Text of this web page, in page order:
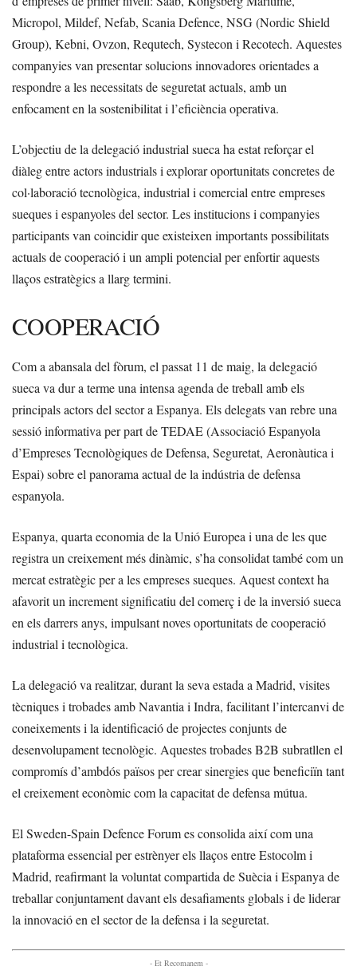
Micropol, Mildef, Nefab, Scania Defence, NSG (Nordic Shield
Group), Kebni, Ovzon, Requtech, Systecon i Recotech. Aquestes
companyies van presentar solucions innovadores orientades a
respondre a les necessitats de seguretat actuals, amb un
enfocament en la sostenibilitat i l’eficiència operativa.
L’objectiu de la delegació industrial sueca ha estat reforçar el
diàleg entre actors industrials i explorar oportunitats concretes de
col·laboració tecnològica, industrial i comercial entre empreses
sueques i espanyoles del sector. Les institucions i companyies
participants van coincidir que existeixen importants possibilitats
actuals de cooperació i un ampli potencial per enfortir aquests
llaços estratègics a llarg termini.
COOPERACIÓ
Com a abansala del fòrum, el passat 11 de maig, la delegació
sueca va dur a terme una intensa agenda de treball amb els
principals actors del sector a Espanya. Els delegats van rebre una
sessió informativa per part de TEDAE (Associació Espanyola
d’Empreses Tecnològiques de Defensa, Seguretat, Aeronàutica i
Espai) sobre el panorama actual de la indústria de defensa
espanyola.
Espanya, quarta economia de la Unió Europea i una de les que
registra un creixement més dinàmic, s’ha consolidat també com un
mercat estratègic per a les empreses sueques. Aquest context ha
afavorit un increment significatiu del comerç i de la inversió sueca
en els darrers anys, impulsant noves oportunitats de cooperació
industrial i tecnològica.
La delegació va realitzar, durant la seva estada a Madrid, visites
tècniques i trobades amb Navantia i Indra, facilitant l’intercanvi de
coneixements i la identificació de projectes conjunts de
desenvolupament tecnològic. Aquestes trobades B2B subratllen el
compromís d’ambdós països per crear sinergies que beneficiïn tant
el creixement econòmic com la capacitat de defensa mútua.
El Sweden-Spain Defence Forum es consolida així com una
plataforma essencial per estrènyer els llaços entre Estocolm i
Madrid, reafirmant la voluntat compartida de Suècia i Espanya de
treballar conjuntament davant els desafiaments globals i de liderar
la innovació en el sector de la defensa i la seguretat.
- Et Recomanem -